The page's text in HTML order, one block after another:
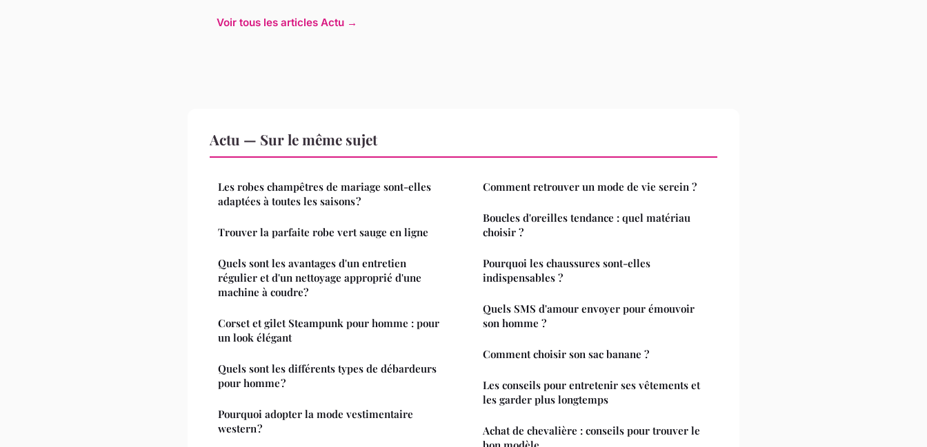
Voir tous les articles Actu →
Actu — Sur le même sujet
Les robes champêtres de mariage sont-elles
adaptées à toutes les saisons ?
Trouver la parfaite robe vert sauge en ligne
Quels sont les avantages d'un entretien
régulier et d'un nettoyage approprié d'une
machine à coudre?
Corset et gilet Steampunk pour homme : pour
un look élégant
Quels sont les différents types de débardeurs
pour homme ?
Pourquoi adopter la mode vestimentaire
western ?
Comment retrouver un mode de vie serein ?
Boucles d'oreilles tendance : quel matériau
choisir ?
Pourquoi les chaussures sont-elles
indispensables ?
Quels SMS d'amour envoyer pour émouvoir
son homme ?
Comment choisir son sac banane ?
Les conseils pour entretenir ses vêtements et
les garder plus longtemps
Achat de chevalière : conseils pour trouver le